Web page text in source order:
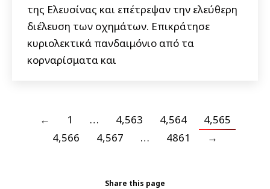
της Ελευσίνας και επέτρεψαν την ελεύθερη
διέλευση των οχημάτων. Επικράτησε
κυριολεκτικά πανδαιμόνιο από τα
κορναρίσματα και
← 1 … 4,563 4,564
4,565
4,566
4,567 … 4861 →
Share this page